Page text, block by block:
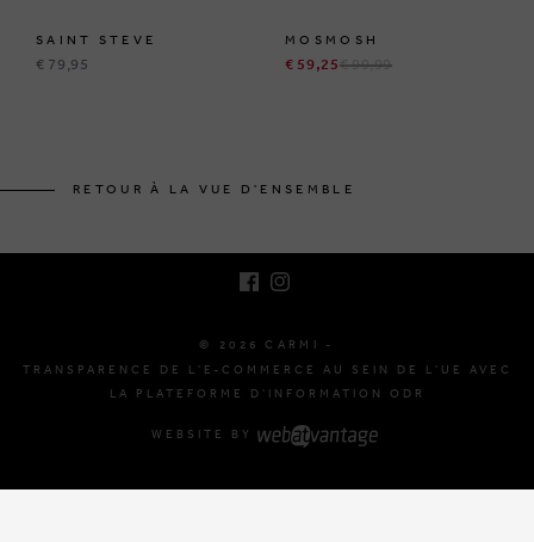
SAINT STEVE
€ 79,95
MOSMOSH
€ 59,25€ 99,99
RETOUR À LA VUE D'ENSEMBLE
© 2026 CARMI -
TRANSPARENCE DE L'E-COMMERCE AU SEIN DE L'UE AVEC
LA PLATEFORME D'INFORMATION ODR
WEBSITE BY